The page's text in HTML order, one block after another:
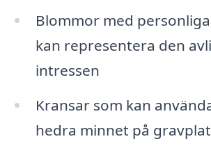
Blommor med
kan representera den
intressen
Kransar som kan
hedra minnet på